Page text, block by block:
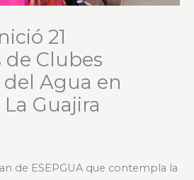
21
Clubes
del Agua en
Guajira
de ESEPGUA que contempla la